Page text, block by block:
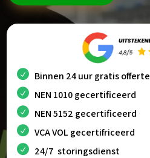
Binnen 24 uur gratis offerte
NEN 1010 gecertificeerd
NEN 5152 gecertificeerd
VCA VOL gecertifriceerd
24/7 storingsdienst